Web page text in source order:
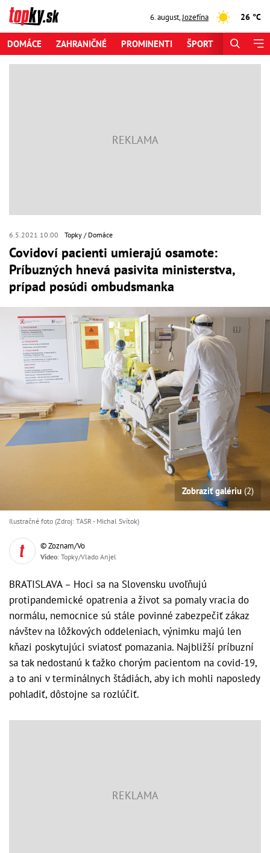
6. august,Jozefína 26 °C
DOMÁCE ZAHRANIČNÉ PROMINENTI ŠPORT
6.5.2021 10:00 Topky Domáce
Covidoví pacienti umierajú osamote:
Príbuzných hnevá pasivita ministerstva,
prípad posúdi ombudsmanka
Zobraziť galériu (2)
Ilustračné foto (Zdroj: TASR - Michal Svítok)
© Zoznam/Vo
Video: Topky/Vlado Anjel
BRATISLAVA – Hoci sa na Slovensku uvoľňujú
protipandemické opatrenia a život sa pomaly vracia do
normálu, nemocnice sú stále povinné zabezpečiť zákaz
návštev na lôžkových oddeleniach, výnimku majú len
kňazi poskytujúci sviatosť pomazania. Najbližší príbuzní
sa tak nedostanú k ťažko chorým pacientom na covid-19,
a to ani v terminálnych štádiách, aby ich mohli naposledy
pohladiť, dôstojne sa rozlúčiť.